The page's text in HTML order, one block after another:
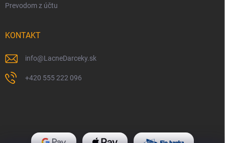
Prevodom z účtu
KONTAKT
info@LacneDarceky.sk
+420 555 222 096